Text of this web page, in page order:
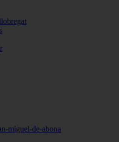
miguel-de-abona